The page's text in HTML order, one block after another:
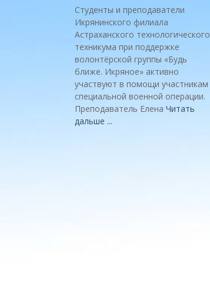
Студенты и преподаватели
Икрянинского филиала
Астраханского технологического
техникума при поддержке
волонтёрской группы «Будь
ближе. Икряное» активно
участвуют в помощи участникам
специальной военной операции.
Преподаватель Елена Читать
дальше ...